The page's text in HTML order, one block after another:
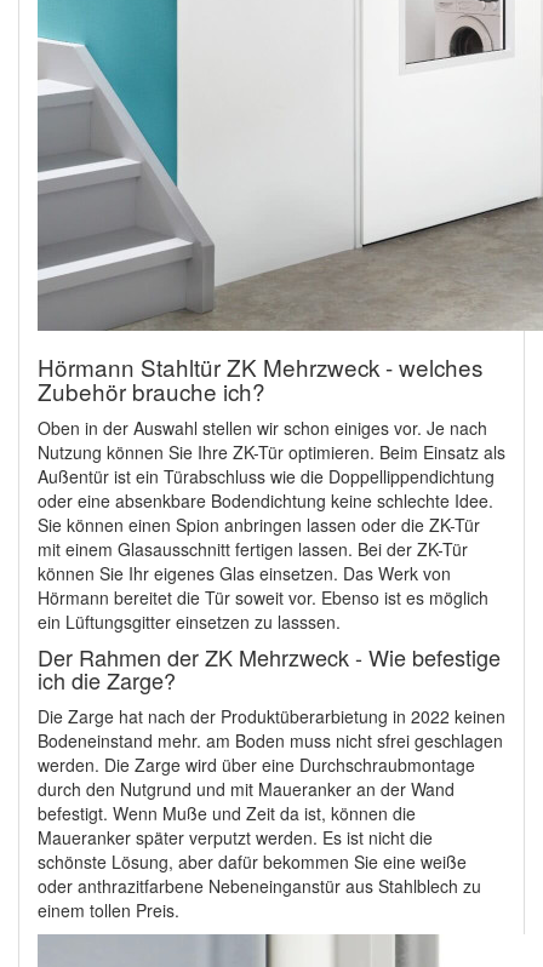
Hörmann Stahltür ZK Mehrzweck - welches
Zubehör brauche ich?
Oben in der Auswahl stellen wir schon einiges vor. Je nach
Nutzung können Sie Ihre ZK-Tür optimieren. Beim Einsatz als
Außentür ist ein Türabschluss wie die Doppellippendichtung
oder eine absenkbare Bodendichtung keine schlechte Idee.
Sie können einen Spion anbringen lassen oder die ZK-Tür
mit einem Glasausschnitt fertigen lassen. Bei der ZK-Tür
können Sie Ihr eigenes Glas einsetzen. Das Werk von
Hörmann bereitet die Tür soweit vor. Ebenso ist es möglich
ein Lüftungsgitter einsetzen zu lasssen.
Der Rahmen der ZK Mehrzweck - Wie befestige
ich die Zarge?
Die Zarge hat nach der Produktüberarbietung in 2022 keinen
Bodeneinstand mehr. am Boden muss nicht sfrei geschlagen
werden. Die Zarge wird über eine Durchschraubmontage
durch den Nutgrund und mit Maueranker an der Wand
befestigt. Wenn Muße und Zeit da ist, können die
Maueranker später verputzt werden. Es ist nicht die
schönste Lösung, aber dafür bekommen Sie eine weiße
oder anthrazitfarbene Nebeneinganstür aus Stahlblech zu
einem tollen Preis.